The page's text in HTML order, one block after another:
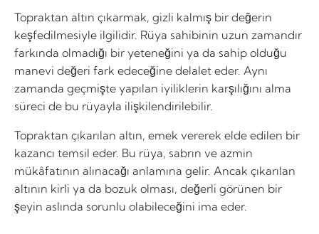
Topraktan altın çıkarmak, gizli kalmış bir değerin
keşfedilmesiyle ilgilidir. Rüya sahibinin uzun zamandır
farkında olmadığı bir yeteneğini ya da sahip olduğu
manevi değeri fark edeceğine delalet eder. Aynı
zamanda geçmişte yapılan iyiliklerin karşılığını alma
süreci de bu rüyayla ilişkilendirilebilir.
Topraktan çıkarılan altın, emek vererek elde edilen bir
kazancı temsil eder. Bu rüya, sabrın ve azmin
mükâfatının alınacağı anlamına gelir. Ancak çıkarılan
altının kirli ya da bozuk olması, değerli görünen bir
şeyin aslında sorunlu olabileceğini ima eder.